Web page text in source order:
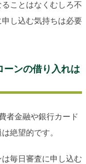
ことはなくむしろ不
し込む気持ちは必要
ーンの借り入れは
者金融や銀行カード
絶望的です。
毎日審査に申し込む